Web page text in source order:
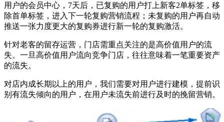
用户的会员中心，7天后，已复购的用户打上新客2单标签，移
除首单标签，进入下一轮复购营销流程；未复购的用户再自动
推送一张力度更大的复购券进行新一轮的复购激活。
针对老客的留存运营，门店需重点关注的是高价值用户的流
失。一旦高价值用户流向竞争门店，往往意味着一笔重要资产
的流失。
对店内成长期以上的用户，我们需要对用户进行建模，提前识
别有流失倾向的用户，在用户未流失前进行及时的挽留营销。